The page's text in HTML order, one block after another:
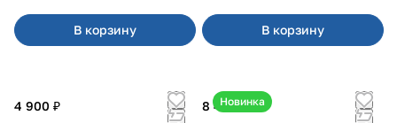
В корзину В корзину
4 900 ₽
Новинка
8 400 ₽